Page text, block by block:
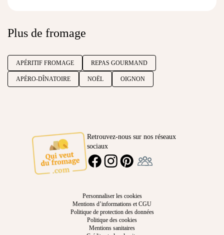
Plus de fromage
APÉRITIF FROMAGE REPAS GOURMAND
APÉRO-DÎNATOIRE NOËL OIGNON
Retrouvez-nous sur nos réseaux
sociaux
FACEBOOKINSTAGRAMPINTEREST
Personnaliser les cookies
Mentions d’informations et CGU
Politique de protection des données
Politique des cookies
Mentions sanitaires